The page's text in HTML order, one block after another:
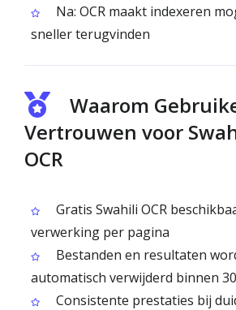
Na: OCR maakt indexeren
sneller terugvinden
Waarom
Vertrouwen voor
OCR
Gratis Swahili OCR
verwerking per pagina
Bestanden en resultaten
automatisch verwijderd binnen
Consistente prestaties bij